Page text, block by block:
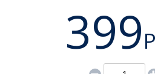
399